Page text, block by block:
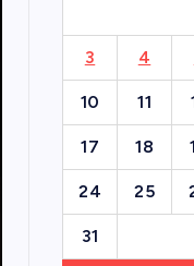
3 4
10 11
17 18
24 25
31